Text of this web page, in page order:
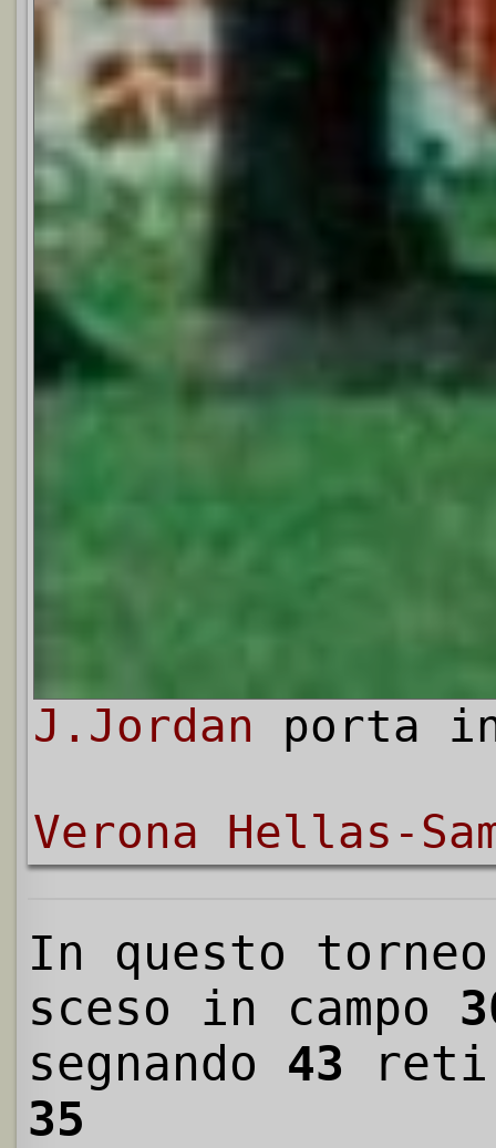
J.Jordan porta
Verona Hellas-
In questo
sceso in campo
segnando 43 reti
35